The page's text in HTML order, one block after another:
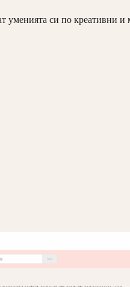
уменията си по